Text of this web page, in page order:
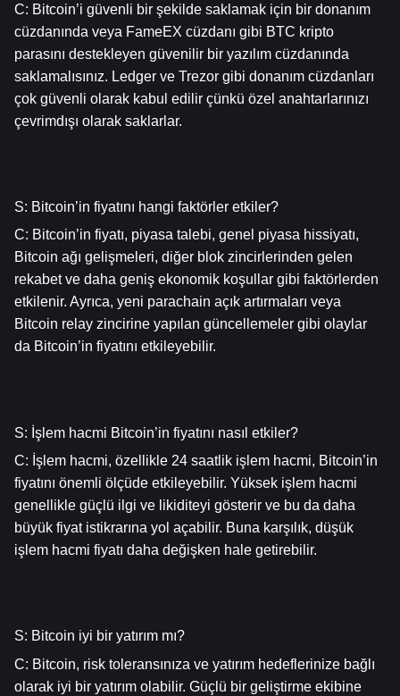
C: Bitcoin’i güvenli bir şekilde saklamak için bir donanım
cüzdanında veya FameEX cüzdanı gibi BTC kripto
parasını destekleyen güvenilir bir yazılım cüzdanında
saklamalısınız. Ledger ve Trezor gibi donanım cüzdanları
çok güvenli olarak kabul edilir çünkü özel anahtarlarınızı
çevrimdışı olarak saklarlar.
S: Bitcoin’in fiyatını hangi faktörler etkiler?
C: Bitcoin’in fiyatı, piyasa talebi, genel piyasa hissiyatı,
Bitcoin ağı gelişmeleri, diğer blok zincirlerinden gelen
rekabet ve daha geniş ekonomik koşullar gibi faktörlerden
etkilenir. Ayrıca, yeni parachain açık artırmaları veya
Bitcoin relay zincirine yapılan güncellemeler gibi olaylar
da Bitcoin’in fiyatını etkileyebilir.
S: İşlem hacmi Bitcoin’in fiyatını nasıl etkiler?
C: İşlem hacmi, özellikle 24 saatlik işlem hacmi, Bitcoin’in
fiyatını önemli ölçüde etkileyebilir. Yüksek işlem hacmi
genellikle güçlü ilgi ve likiditeyi gösterir ve bu da daha
büyük fiyat istikrarına yol açabilir. Buna karşılık, düşük
işlem hacmi fiyatı daha değişken hale getirebilir.
S: Bitcoin iyi bir yatırım mı?
C: Bitcoin, risk toleransınıza ve yatırım hedeflerinize bağlı
olarak iyi bir yatırım olabilir. Güçlü bir geliştirme ekibine